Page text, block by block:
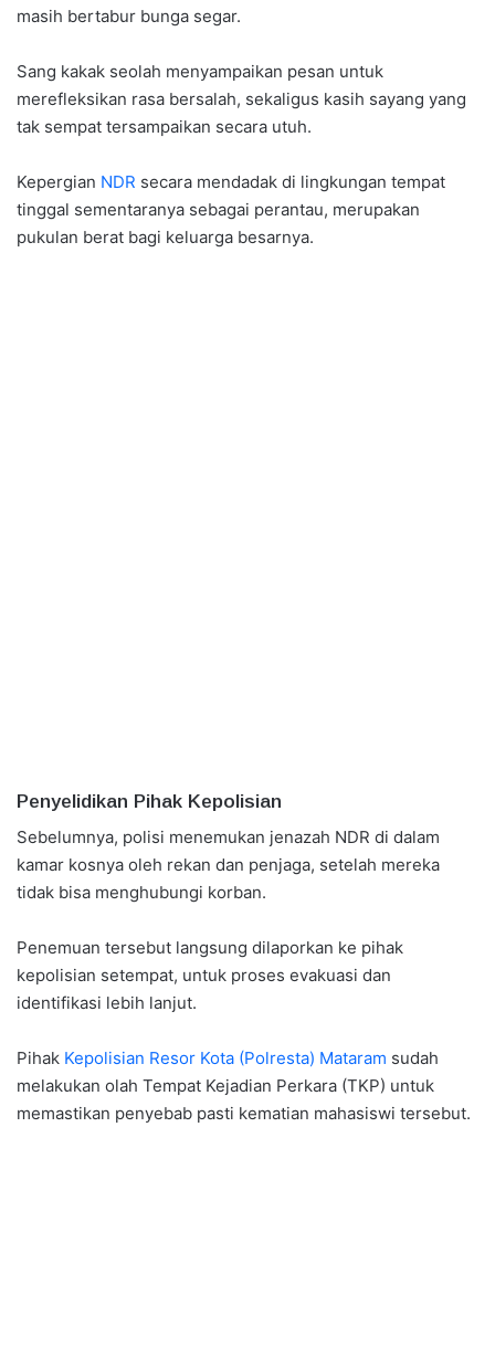
masih bertabur bunga segar.
Sang kakak seolah menyampaikan pesan untuk
merefleksikan rasa bersalah, sekaligus kasih sayang yang
tak sempat tersampaikan secara utuh.
Kepergian NDR secara mendadak di lingkungan tempat
tinggal sementaranya sebagai perantau, merupakan
pukulan berat bagi keluarga besarnya.
Penyelidikan Pihak Kepolisian
Sebelumnya, polisi menemukan jenazah NDR di dalam
kamar kosnya oleh rekan dan penjaga, setelah mereka
tidak bisa menghubungi korban.
Penemuan tersebut langsung dilaporkan ke pihak
kepolisian setempat, untuk proses evakuasi dan
identifikasi lebih lanjut.
Pihak Kepolisian Resor Kota (Polresta) Mataram sudah
melakukan olah Tempat Kejadian Perkara (TKP) untuk
memastikan penyebab pasti kematian mahasiswi tersebut.